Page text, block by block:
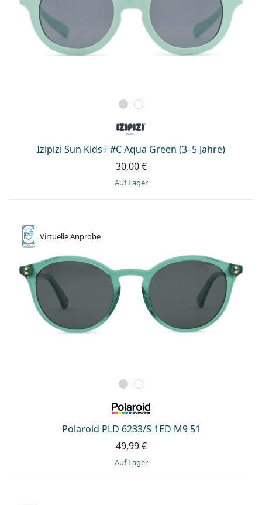
Izipizi Sun Kids+ #C Aqua Green (3–5 Jahre)
30,00 €
auf Lager
VirtuelleAnprobe
Polaroid PLD 6233/S 1ED M9 51
49,99 €
auf Lager